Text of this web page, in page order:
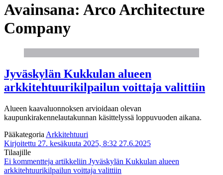
Avainsana: Arco Architecture
Company
Jyväskylän Kukkulan alueen
arkkitehtuurikilpailun voittaja valittiin
Alueen kaavaluonnoksen arvioidaan olevan
kaupunkirakennelautakunnan käsittelyssä loppuvuoden aikana.
Pääkategoria Arkkitehtuuri
Kirjoitettu 27. kesäkuuta 2025, 8:32 27.6.2025
Tilaajille
Ei kommentteja artikkeliin Jyväskylän Kukkulan alueen
arkkitehtuurikilpailun voittaja valittiin